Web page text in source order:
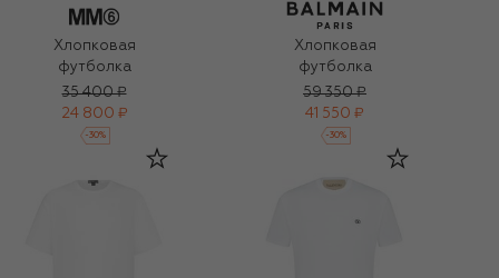
Хлопковая
футболка
35 400 ₽
24 800 ₽
-30%
Хлопковая
футболка
59 350 ₽
41 550 ₽
-30%